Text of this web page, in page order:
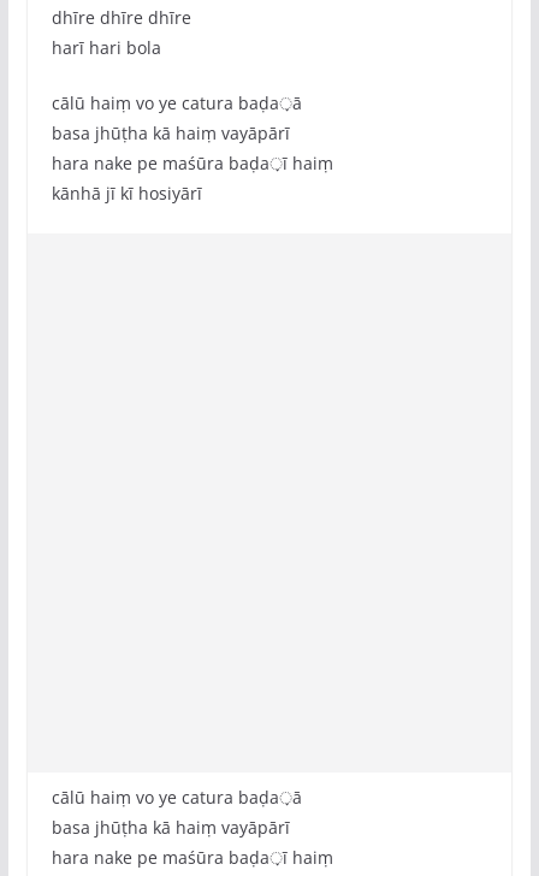
dhīre dhīre dhīre
harī hari bola
cālū haiṃ vo ye catura baḍa़ā
basa jhūṭha kā haiṃ vayāpārī
hara nake pe maśūra baḍa़ī haiṃ
kānhā jī kī hosiyārī
cālū haiṃ vo ye catura baḍa़ā
basa jhūṭha kā haiṃ vayāpārī
hara nake pe maśūra baḍa़ī haiṃ